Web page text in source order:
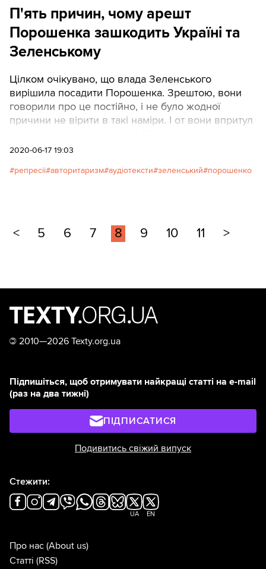
П'ять причин, чому арешт
Порошенка зашкодить Україні та
Зеленському
Цілком очікувано, що влада Зеленського
вирішила посадити Порошенка. Зрештою, вони
говорили про це постійно, і не було жодної
причини не вірити в такі наміри. І от вони впритул
суспільство повинне завадити цим намірам –
Пояснимо, чому:
2020-06-17 19:03
репресії авторитаризм аудіотексти зеленський порошенко
< 5 6 7 8 9 10 11 >
© 2010—2026 Texty.org.ua
Підпишіться, щоб отримувати найкращі статті на e-mail
(раз на два тижні)
ПІДПИСАТИСЯ
Подивитись свіжий випуск
Стежити:
UA EN
Про нас (About us)
Статті (RSS)